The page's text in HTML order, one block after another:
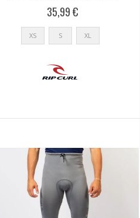
35,99 €
XS S XL